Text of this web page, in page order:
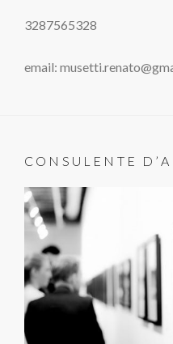
3287565328
email:
CONSULENTE